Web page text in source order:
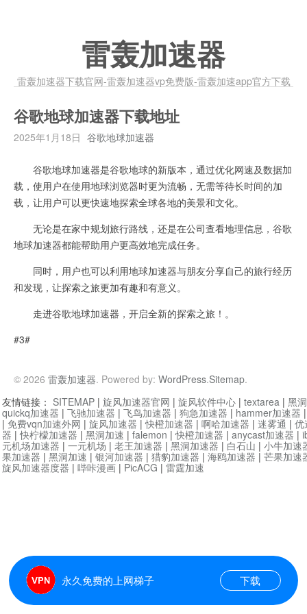
雷轰加速器
雷轰加速器下载官网-雷轰加速器vp免费版-雷轰加速app官方下载
谷歌地球加速器下载地址
2025年1月18日 谷歌地球加速器
谷歌地球加速器是谷歌地球的新版本，通过优化网速及数据加
载，使用户在使用地球浏览器时更为流畅，无需等待长时间的加
载，让用户可以更快速地探索全球各地的美景和文化。
无论是在家中规划旅行路线，还是在公司查看地理信息，谷歌
地球加速器都能帮助用户更高效地完成任务。
同时，用户也可以利用地球加速器与朋友分享自己的旅行经历
和发现，让探索之旅更加有趣和有意义。
走进谷歌地球加速器，开启全新的探索之旅！。
#3#
© 2026 雷轰加速器. Powered by: WordPress.Sitemap.
永久免费的上网梯子 下载
友情链接： SITEMAP | 旋风加速器官网 | 旋风软件中心 | textarea | 黑
quickq加速器 | 飞驰加速器 | 飞鸟加速器 | 狗急加速器 | hammer加速器
| 免费vqn加速外网 | 旋风加速器 |快橙加速器 | 啊哈加速器 | 迷雾通 | 优
器 |快柠檬加速器 | 黑洞加速 | falemon |快橙加速器 | anycast加速器 |
元机场加速器 | 一元机场 | 老王加速器 | 黑洞加速器 | 白石山 | 小牛加速
果加速器 | 黑洞加速 | 银河加速器 | 猎豹加速器 | 海鸥加速器 | 芒果加速
旋风加速器度器 | 哔咔漫画 | PicACG | 雷霆加速